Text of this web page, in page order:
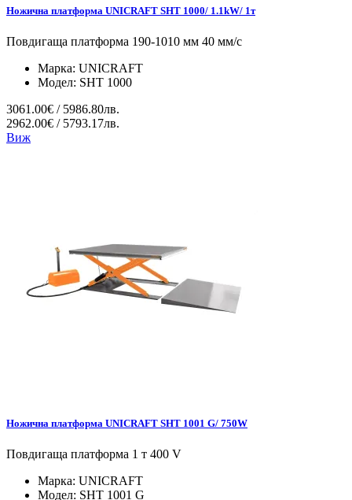
Ножична платформа UNICRAFT SHT 1000/ 1.1kW/ 1т
Повдигаща платформа 190-1010 мм 40 мм/с
Марка: UNICRAFT
Модел: SHT 1000
3061.00€ / 5986.80лв.
2962.00€ / 5793.17лв.
Виж
Ножична платформа UNICRAFT SHT 1001 G/ 750W
Повдигаща платформа 1 т 400 V
Марка: UNICRAFT
Модел: SHT 1001 G